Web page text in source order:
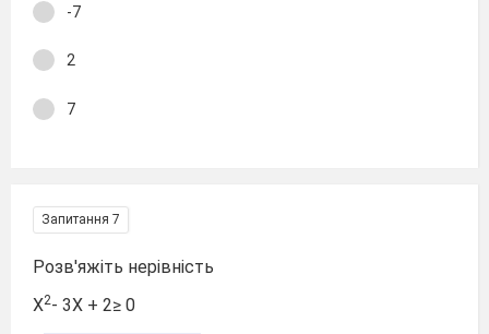
-7
2
7
Запитання 7
Розв'яжіть нерівність
Х2- 3Х + 2≥ 0